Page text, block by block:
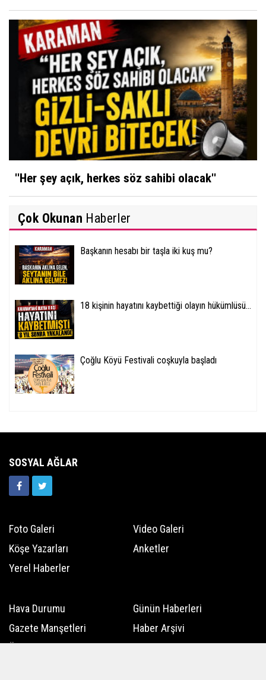
''Her şey açık, herkes söz sahibi olacak''
Çok Okunan Haberler
Başkanın hesabı bir taşla iki kuş mu?
18 kişinin hayatını kaybettiği olayın hükümlüsü...
Çoğlu Köyü Festivali coşkuyla başladı
SOSYAL AĞLAR
Foto Galeri
Video Galeri
Köşe Yazarları
Anketler
Yerel Haberler
Hava Durumu
Günün Haberleri
Gazete Manşetleri
Haber Arşivi